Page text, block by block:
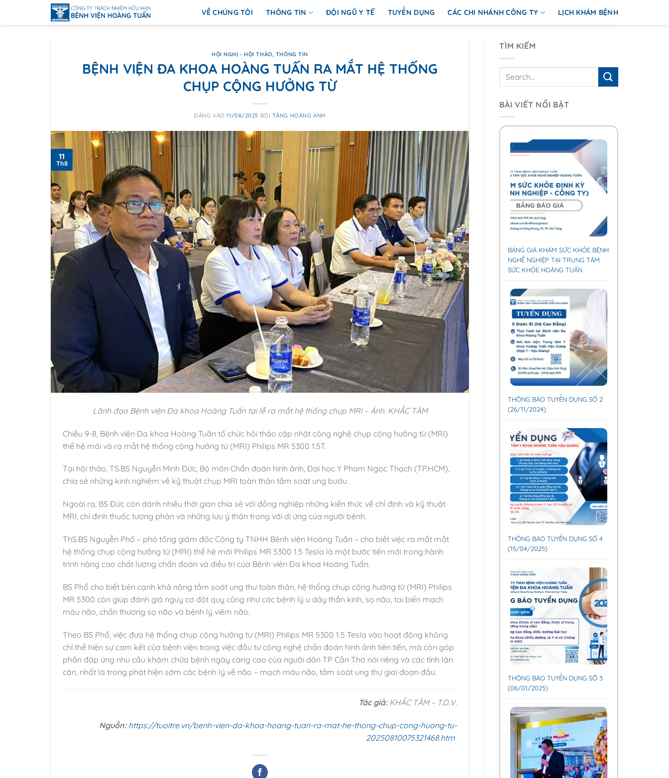
VỀ CHÚNG TÔI THÔNG TIN ĐỘI NGŨ Y TẾ TUYỂN DỤNG CÁC CHI NHÁNH CÔNG TY LỊCH KHÁM BỆNH
HỘI NGHỊ - HỘI THẢO, THÔNG TIN
BỆNH VIỆN ĐA KHOA HOÀNG TUẤN RA MẮT HỆ THỐNG
CHỤP CỘNG HƯỞNG TỪ
ĐĂNG VÀO11/08/2025 BỞI TĂNG HOÀNG ANH
11
Th8
Lãnh đạo Bệnh viện Đa khoa Hoàng Tuấn tại lễ ra mắt hệ thống chụp MRI – Ảnh: KHẮC TÂM
Chiều 9-8, Bệnh viện Đa khoa Hoàng Tuấn tổ chức hội thảo cập nhật công nghệ chụp cộng hưởng từ (MRI)
thế hệ mới và ra mắt hệ thống cộng hưởng từ (MRI) Philips MR 5300 1.5T.
Tại hội thảo, TS.BS Nguyễn Minh Đức, Bộ môn Chẩn đoán hình ảnh, Đại học Y Phạm Ngọc Thạch (TP.HCM),
chia sẻ những kinh nghiệm về kỹ thuật chụp MRI toàn thân tầm soát ung bướu.
Ngoài ra, BS Đức còn dành nhiều thời gian chia sẻ với đồng nghiệp những kiến thức về chỉ định và kỹ thuật
MRI, chỉ định thuốc tương phản và những lưu ý thận trọng với dị ứng của người bệnh.
ThS.BS Nguyễn Phổ – phó tổng giám đốc Công ty TNHH Bệnh viện Hoàng Tuấn – cho biết việc ra mắt mắt
hệ thống chụp cộng hưởng từ (MRI) thế hệ mới Philips MR 5300 1.5 Tesla là một bước tiến mới trong hành
trình nâng cao chất lượng chẩn đoán và điều trị của Bệnh viện Đa khoa Hoàng Tuấn.
BS Phổ cho biết bên cạnh khả năng tầm soát ung thư toàn thân, hệ thống chụp cộng hưởng từ (MRI) Philips
MR 5300 còn giúp đánh giá nguy cơ đột quỵ cũng như các bệnh lý u dây thần kinh, sọ não, tai biến mạch
máu não, chấn thương sọ não và bệnh lý viêm não.
Theo BS Phổ, việc đưa hệ thống chụp cộng hưởng tư (MRI) Philips MR 5300 1.5 Tesla vào hoạt động không
chỉ thể hiện sự cam kết của bệnh viện trong việc đầu tư công nghệ chẩn đoán hình ảnh tiên tiến, mà còn góp
phần đáp ứng nhu cầu khám chữa bệnh ngày càng cao của người dân TP Cần Thơ nói riêng và các tỉnh lân
cận, nhất là trong phát hiện sớm các bệnh lý về não – mạch máu não, tầm soát ung thư giai đoạn đầu.
Tác giả:KHẮC TÂM – T.D.V.
Nguồn: https://tuoitre.vn/benh-vien-da-khoa-hoang-tuan-ra-mat-he-thong-chup-cong-huong-tu-
20250810075321468.htm
TÌM KIẾM
BÀI VIẾT NỔI BẬT
BẢNG GIÁ KHÁM SỨC KHỎE BỆNH
NGHỀ NGHIỆP TẠI TRUNG TÂM
SỨC KHỎE HOÀNG TUẤN
THÔNG BÁO TUYỂN DỤNG SỐ 2
(26/11/2024)
THÔNG BÁO TUYỂN DỤNG SỐ 4
(15/04/2025)
THÔNG BÁO TUYỂN DỤNG SỐ 3
(06/01/2025)